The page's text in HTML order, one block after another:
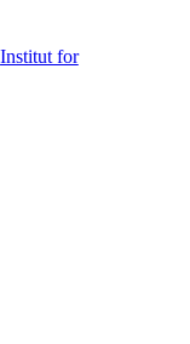
Institut for